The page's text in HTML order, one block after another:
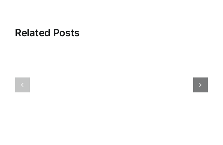
Related Posts
2025:
Nākotnes